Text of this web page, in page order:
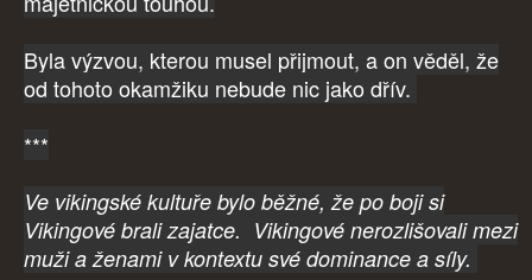
Byla výzvou, kterou musel přijmout, a on věděl, že
od tohoto okamžiku nebude nic jako dřív.
***
Ve vikingské kultuře bylo běžné, že po boji si
Vikingové brali zajatce. Vikingové nerozlišovali mezi
muži a ženami v kontextu své dominance a síly.